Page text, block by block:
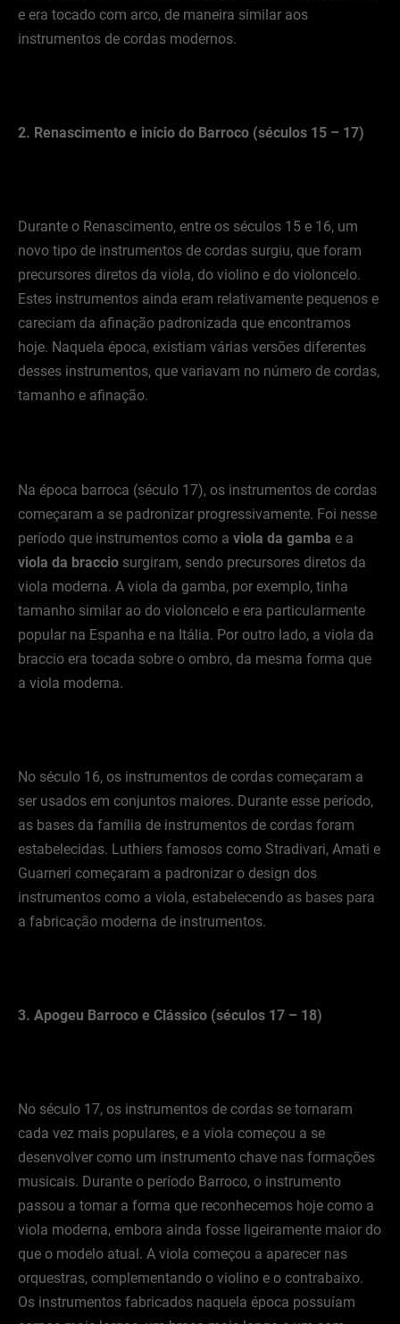
e era tocado com arco, de maneira similar aos
instrumentos de cordas modernos.
2. Renascimento e início do Barroco (séculos 15 – 17)
Durante o Renascimento, entre os séculos 15 e 16, um
novo tipo de instrumentos de cordas surgiu, que foram
precursores diretos da viola, do violino e do violoncelo.
Estes instrumentos ainda eram relativamente pequenos e
careciam da afinação padronizada que encontramos
hoje. Naquela época, existiam várias versões diferentes
desses instrumentos, que variavam no número de cordas,
tamanho e afinação.
Na época barroca (século 17), os instrumentos de cordas
começaram a se padronizar progressivamente. Foi nesse
período que instrumentos como a viola da gamba e a
viola da braccio surgiram, sendo precursores diretos da
viola moderna. A viola da gamba, por exemplo, tinha
tamanho similar ao do violoncelo e era particularmente
popular na Espanha e na Itália. Por outro lado, a viola da
braccio era tocada sobre o ombro, da mesma forma que
a viola moderna.
No século 16, os instrumentos de cordas começaram a
ser usados em conjuntos maiores. Durante esse período,
as bases da família de instrumentos de cordas foram
estabelecidas. Luthiers famosos como Stradivari, Amati e
Guarneri começaram a padronizar o design dos
instrumentos como a viola, estabelecendo as bases para
a fabricação moderna de instrumentos.
3. Apogeu Barroco e Clássico (séculos 17 – 18)
No século 17, os instrumentos de cordas se tornaram
cada vez mais populares, e a viola começou a se
desenvolver como um instrumento chave nas formações
musicais. Durante o período Barroco, o instrumento
passou a tomar a forma que reconhecemos hoje como a
viola moderna, embora ainda fosse ligeiramente maior do
que o modelo atual. A viola começou a aparecer nas
orquestras, complementando o violino e o contrabaixo.
Os instrumentos fabricados naquela época possuíam